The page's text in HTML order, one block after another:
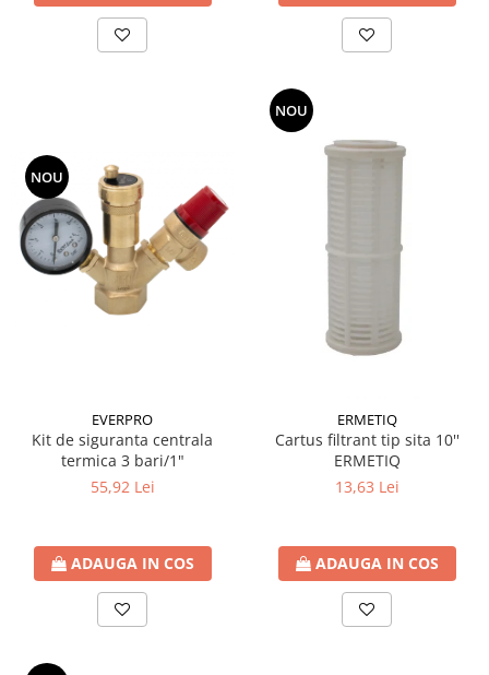
NOU
EVERPRO
Kit de siguranta centrala
termica 3 bari/1"
55,92 Lei
ADAUGA IN COS
NOU
ERMETIQ
Cartus filtrant tip sita 10''
ERMETIQ
13,63 Lei
ADAUGA IN COS